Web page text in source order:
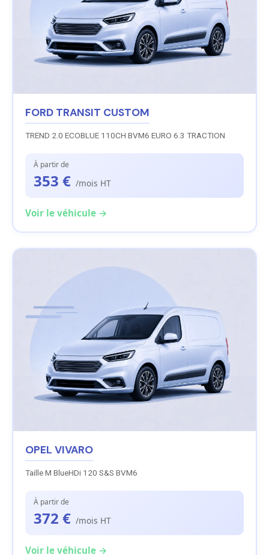
FORD TRANSIT CUSTOM
TREND 2.0 ECOBLUE 110CH BVM6 EURO 6.3 TRACTION
À partir de
353 € /mois HT
Voir le véhicule →
OPEL VIVARO
Taille M BlueHDi 120 S&S BVM6
À partir de
372 € /mois HT
Voir le véhicule →